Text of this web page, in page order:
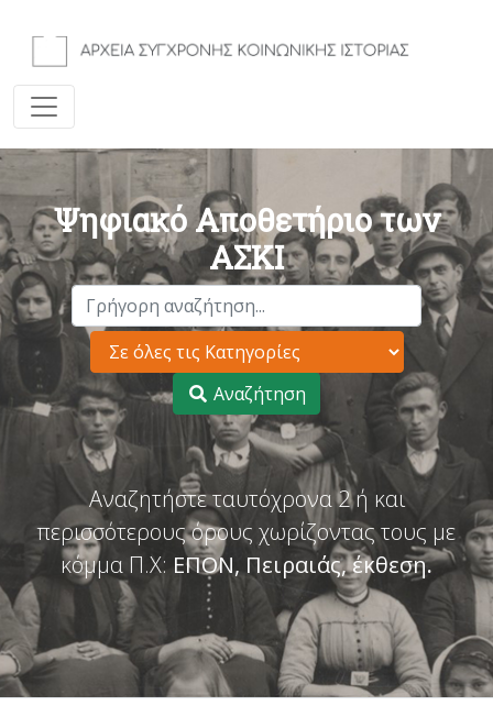
Ψηφιακό Αποθετήριο των
ΑΣΚΙ
Αναζήτηση
Αναζητήστε ταυτόχρονα 2 ή και
περισσότερους όρους χωρίζοντας τους με
κόμμα Π.Χ: ΕΠΟΝ, Πειραιάς, έκθεση.